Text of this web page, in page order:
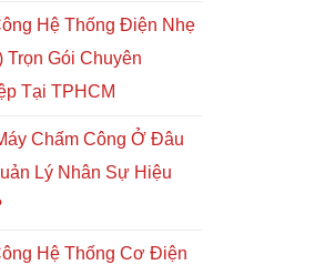
Hệ Thống Điện Nhẹ
Trọn Gói Chuyên
Tại TPHCM
Chấm Công Ở Đâu
Lý Nhân Sự Hiệu
Hệ Thống Cơ Điện